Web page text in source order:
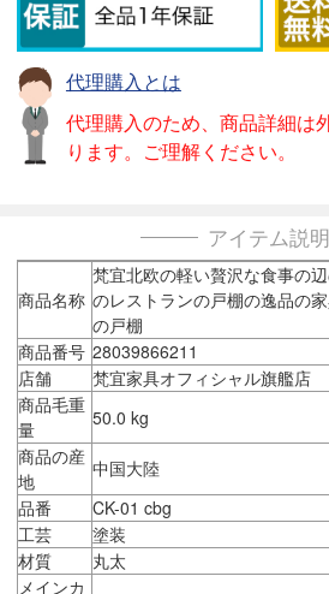
代理購入とは
代理購入のため、商品詳細は
ります。ご理解ください。
アイテム説明
商品名称
梵宜北欧の軽い贅沢な食事の
のレストランの戸棚の逸品の
の戸棚
商品番号 28039866211
店舗
梵宜家具オフィシャル旗艦店
商品毛重
量
50.0 kg
商品の産
地
中国大陸
品番
CK-01 cbg
工芸
塗装
材質
丸太
メインカ